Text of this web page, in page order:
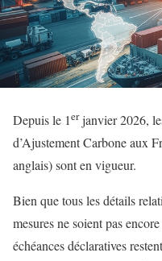
Depuis le 1erjanvier 2026,
d’Ajustement Carbone aux
anglais) sont en vigueur.
Bien que tous les détails
mesures ne soient pas
échéances déclaratives